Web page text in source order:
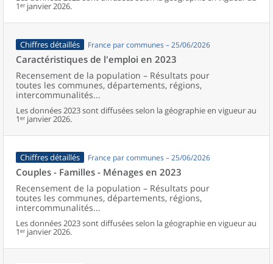
1ᵉʳ janvier 2026.
Chiffres détaillés France par communes – 25/06/2026
Caractéristiques de l'emploi en 2023
Recensement de la population – Résultats pour
toutes les communes, départements, régions,
intercommunalités...
Les données 2023 sont diffusées selon la géographie en vigueur au
1ᵉʳ janvier 2026.
Chiffres détaillés France par communes – 25/06/2026
Couples - Familles - Ménages en 2023
Recensement de la population – Résultats pour
toutes les communes, départements, régions,
intercommunalités...
Les données 2023 sont diffusées selon la géographie en vigueur au
1ᵉʳ janvier 2026.